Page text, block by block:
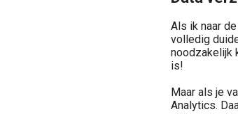
Als ik naar
volledig
noodzakelijk
is!
Maar als je
Analytics.